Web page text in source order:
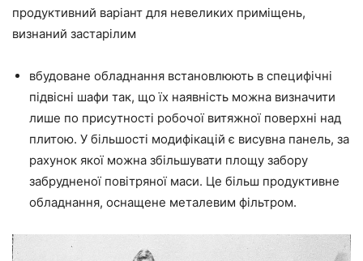
продуктивний варіант для невеликих приміщень,
визнаний застарілим
вбудоване обладнання встановлюють в специфічні
підвісні шафи так, що їх наявність можна визначити
лише по присутності робочої витяжної поверхні над
плитою. У більшості модифікацій є висувна панель, за
рахунок якої можна збільшувати площу забору
забрудненої повітряної маси. Це більш продуктивне
обладнання, оснащене металевим фільтром.